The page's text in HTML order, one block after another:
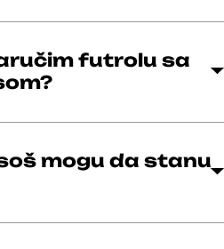
futrolu sa
mogu da stanu